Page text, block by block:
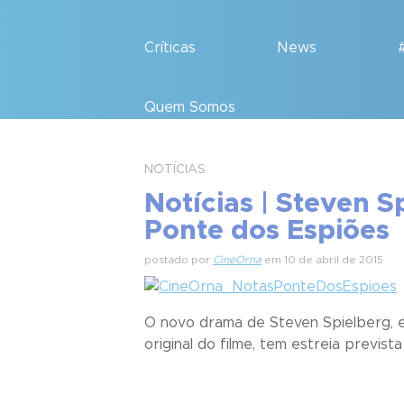
Críticas News
Quem Somos
NOTÍCIAS
Notícias | Steven
Ponte dos Espiões
postado por CineOrna em 10 de abril de 2015
O novo drama de Steven Spielberg,
original do filme, tem estreia